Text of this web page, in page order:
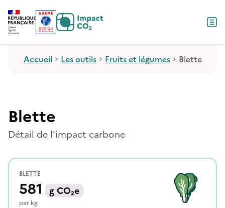
Contenu
Menu
Pied de page
Accueil Les outils Fruits et légumes Blette
Blette
Détail de l'impact carbone
BLETTE
581 gCO₂e
par kg